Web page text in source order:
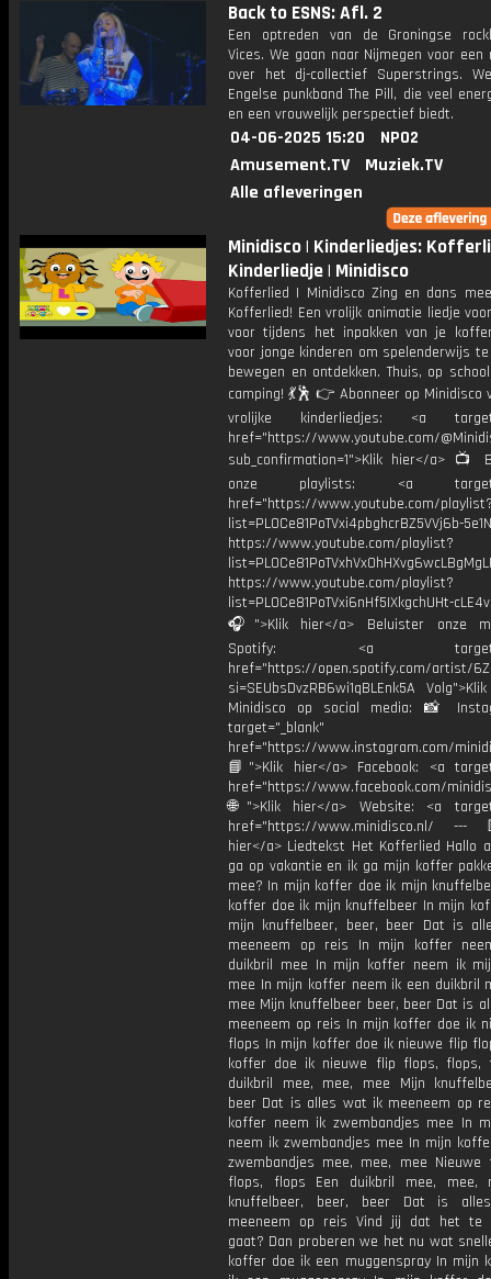
Back to ESNS: Afl. 2
Een optreden van de Groningse
Vices. We gaan naar Nijmegen voor een
over het dj-collectief Superstrings.
Engelse punkband The Pill, die veel
en een vrouwelijk perspectief biedt.
04-06-2025 15:20
NPO2
Amusement.TV
Muziek.TV
Alle afleveringen
Minidisco | Kinderliedjes:
Kinderliedje | Minidisco
Kofferlied | Minidisco Zing en dans
Kofferlied! Een vrolijk animatie liedje
voor tijdens het inpakken van je
voor jonge kinderen om spelenderwijs
bewegen en ontdekken. Thuis, op
camping! 💃🕺 👉 Abonneer op Minidisco
vrolijke kinderliedjes: <a
href="https://www.youtube.com/
sub_confirmation=1">Klik hier</a> 📺
onze playlists: <a
href="https://www.youtube.com/
list=PL0Ce81PoTVxi4pbghcrBZ5VVj6b-
https://www.youtube.com/playlist?
https://www.youtube.com/playlist?
list=PL0Ce81PoTVxi6nHf5IXkgchUHt-
🎧">Klik hier</a> Beluister onze
Spotify: <a
href="https://open.spotify.com/artist/
si=SEUbsDvzRB6wi1qBLEnk5A
Minidisco op social media: 📸
target="_blank"
href="https://www.instagram.com/
📘">Klik hier</a> Facebook: <a
href="https://www.facebook.com/
🌐">Klik hier</a> Website: <a
href="https://www.minidisco.nl/ ---
hier</a> Liedtekst Het Kofferlied Hallo
ga op vakantie en ik ga mijn koffer
mee? In mijn koffer doe ik mijn
koffer doe ik mijn knuffelbeer In mijn
mijn knuffelbeer, beer, beer Dat is
meeneem op reis In mijn koffer
duikbril mee In mijn koffer neem ik
mee In mijn koffer neem ik een duikbril
mee Mijn knuffelbeer beer, beer Dat is
meeneem op reis In mijn koffer doe ik
flops In mijn koffer doe ik nieuwe flip
koffer doe ik nieuwe flip flops, flops,
duikbril mee, mee, mee Mijn
beer Dat is alles wat ik meeneem op
koffer neem ik zwembandjes mee In
neem ik zwembandjes mee In mijn
zwembandjes mee, mee, mee
flops, flops Een duikbril mee, mee,
knuffelbeer, beer, beer Dat is
meeneem op reis Vind jij dat het te
gaat? Dan proberen we het nu wat
koffer doe ik een muggenspray In mijn